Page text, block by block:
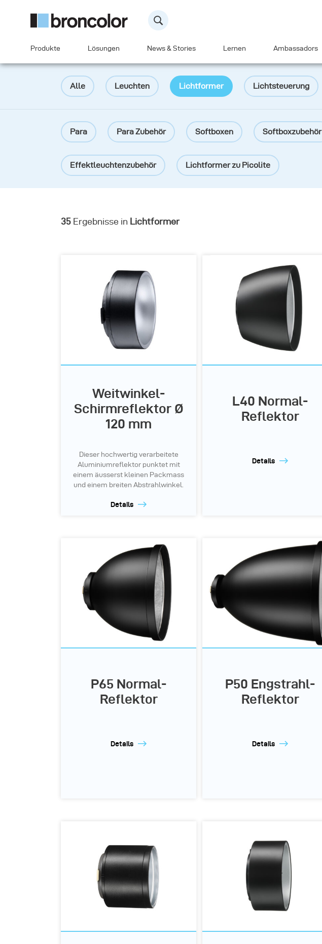
Produkte Lösungen News & Stories Lernen Ambassadors
Alle Leuchten Lichtformer Lichtsteuerung
Para Para Zubehör Softboxen Softboxzubehör
Effektleuchtenzubehör Lichtformer zu Picolite
35 Ergebnisse in Lichtformer
Weitwinkel-
Schirmreflektor Ø
120 mm
Dieser hochwertig verarbeitete
Aluminiumreflektor punktet mit
einem äusserst kleinen Packmass
und einem breiten Abstrahlwinkel.
Details
L40 Normal-
Reflektor
Details
P65 Normal-
Reflektor
Details
P50 Engstrahl-
Reflektor
Details